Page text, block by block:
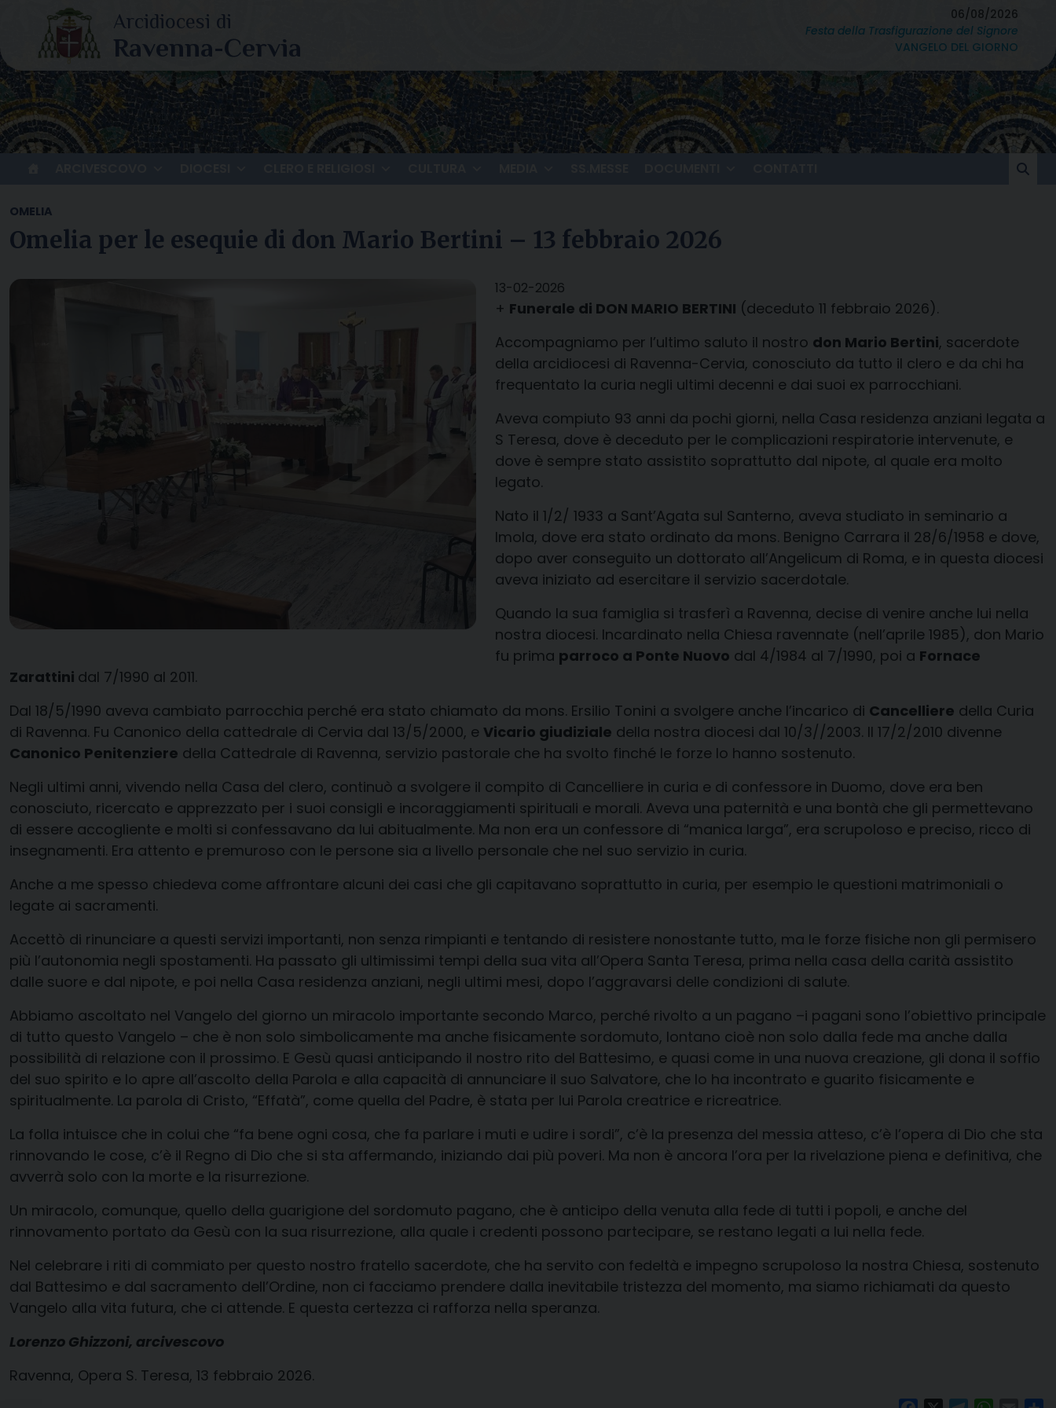
content
06/08/2026
Festa della Trasfigurazione del Signore
VANGELO DEL GIORNO
OMELIA
Omelia per le esequie di don Mario Bertini – 13 febbraio 2026
13-02-2026
+ Funerale di DON MARIO BERTINI (deceduto 11 febbraio 2026).
Accompagniamo per l’ultimo saluto il nostro don Mario Bertini, sacerdote
della arcidiocesi di Ravenna-Cervia, conosciuto da tutto il clero e da chi ha
frequentato la curia negli ultimi decenni e dai suoi ex parrocchiani.
Aveva compiuto 93 anni da pochi giorni, nella Casa residenza anziani legata a
S Teresa, dove è deceduto per le complicazioni respiratorie intervenute, e
dove è sempre stato assistito soprattutto dal nipote, al quale era molto
legato.
Nato il 1/2/ 1933 a Sant’Agata sul Santerno, aveva studiato in seminario a
Imola, dove era stato ordinato da mons. Benigno Carrara il 28/6/1958 e dove,
dopo aver conseguito un dottorato all’Angelicum di Roma, e in questa diocesi
aveva iniziato ad esercitare il servizio sacerdotale.
Quando la sua famiglia si trasferì a Ravenna, decise di venire anche lui nella
nostra diocesi. Incardinato nella Chiesa ravennate (nell’aprile 1985), don Mario
fu prima parroco a Ponte Nuovo dal 4/1984 al 7/1990, poi a Fornace
Zarattini dal 7/1990 al 2011.
Dal 18/5/1990 aveva cambiato parrocchia perché era stato chiamato da mons. Ersilio Tonini a svolgere anche l’incarico di Cancelliere della Curia
di Ravenna. Fu Canonico della cattedrale di Cervia dal 13/5/2000, e Vicario giudiziale della nostra diocesi dal 10/3//2003. Il 17/2/2010 divenne
Canonico Penitenziere della Cattedrale di Ravenna, servizio pastorale che ha svolto finché le forze lo hanno sostenuto.
Negli ultimi anni, vivendo nella Casa del clero, continuò a svolgere il compito di Cancelliere in curia e di confessore in Duomo, dove era ben
conosciuto, ricercato e apprezzato per i suoi consigli e incoraggiamenti spirituali e morali. Aveva una paternità e una bontà che gli permettevano
di essere accogliente e molti si confessavano da lui abitualmente. Ma non era un confessore di “manica larga”, era scrupoloso e preciso, ricco di
insegnamenti. Era attento e premuroso con le persone sia a livello personale che nel suo servizio in curia.
Anche a me spesso chiedeva come affrontare alcuni dei casi che gli capitavano soprattutto in curia, per esempio le questioni matrimoniali o
legate ai sacramenti.
Accettò di rinunciare a questi servizi importanti, non senza rimpianti e tentando di resistere nonostante tutto, ma le forze fisiche non gli permisero
più l’autonomia negli spostamenti. Ha passato gli ultimissimi tempi della sua vita all’Opera Santa Teresa, prima nella casa della carità assistito
dalle suore e dal nipote, e poi nella Casa residenza anziani, negli ultimi mesi, dopo l’aggravarsi delle condizioni di salute.
Abbiamo ascoltato nel Vangelo del giorno un miracolo importante secondo Marco, perché rivolto a un pagano –i pagani sono l’obiettivo principale
di tutto questo Vangelo – che è non solo simbolicamente ma anche fisicamente sordomuto, lontano cioè non solo dalla fede ma anche dalla
possibilità di relazione con il prossimo. E Gesù quasi anticipando il nostro rito del Battesimo, e quasi come in una nuova creazione, gli dona il soffio
del suo spirito e lo apre all’ascolto della Parola e alla capacità di annunciare il suo Salvatore, che lo ha incontrato e guarito fisicamente e
spiritualmente. La parola di Cristo, “Effatà”, come quella del Padre, è stata per lui Parola creatrice e ricreatrice.
La folla intuisce che in colui che “fa bene ogni cosa, che fa parlare i muti e udire i sordi”, c’è la presenza del messia atteso, c’è l’opera di Dio che sta
rinnovando le cose, c’è il Regno di Dio che si sta affermando, iniziando dai più poveri. Ma non è ancora l’ora per la rivelazione piena e definitiva, che
avverrà solo con la morte e la risurrezione.
Un miracolo, comunque, quello della guarigione del sordomuto pagano, che è anticipo della venuta alla fede di tutti i popoli, e anche del
rinnovamento portato da Gesù con la sua risurrezione, alla quale i credenti possono partecipare, se restano legati a lui nella fede.
Nel celebrare i riti di commiato per questo nostro fratello sacerdote, che ha servito con fedeltà e impegno scrupoloso la nostra Chiesa, sostenuto
dal Battesimo e dal sacramento dell’Ordine, non ci facciamo prendere dalla inevitabile tristezza del momento, ma siamo richiamati da questo
Vangelo alla vita futura, che ci attende. E questa certezza ci rafforza nella speranza.
Lorenzo Ghizzoni, arcivescovo
Ravenna, Opera S. Teresa, 13 febbraio 2026.